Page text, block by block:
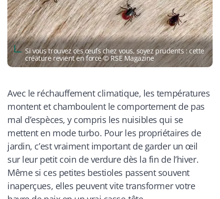
Si vous trouvez ces œufs chez vous, soyez prudents : cette
créature revient en force © RSE Magazine
Avec le réchauffement climatique, les températures
montent et chamboulent le comportement de pas
mal d’espèces, y compris les nuisibles qui se
mettent en mode turbo. Pour les propriétaires de
jardin, c’est vraiment important de garder un œil
sur leur petit coin de verdure dès la fin de l’hiver.
Même si ces petites bestioles passent souvent
inaperçues, elles peuvent vite transformer votre